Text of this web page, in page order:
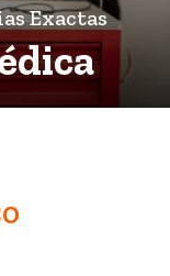
Exactas